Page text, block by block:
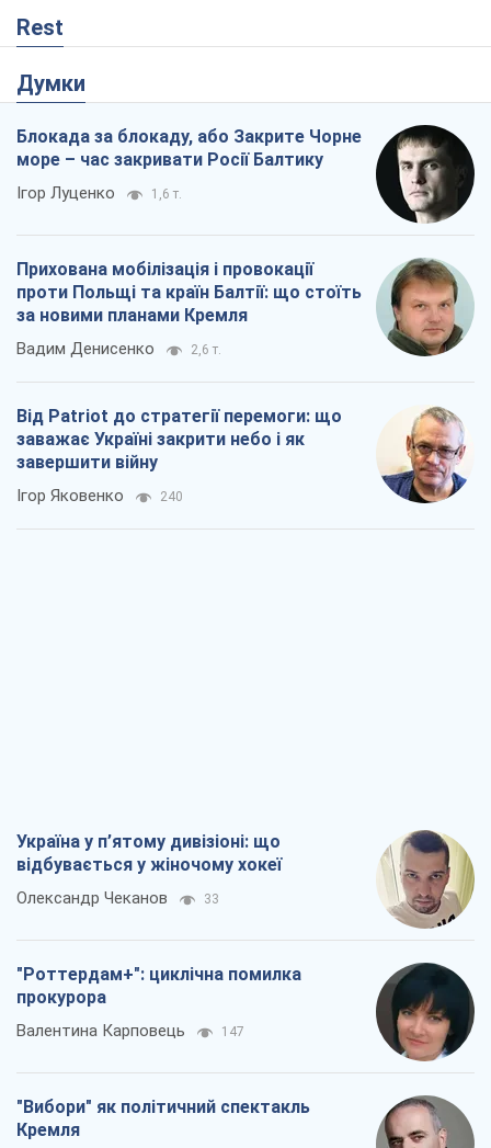
Rest
Думки
Блокада за блокаду, або Закрите Чорне
море – час закривати Росії Балтику
Ігор Луценко 1,6 т.
Прихована мобілізація і провокації
проти Польщі та країн Балтії: що стоїть
за новими планами Кремля
Вадим Денисенко 2,6 т.
Від Patriot до стратегії перемоги: що
заважає Україні закрити небо і як
завершити війну
Ігор Яковенко 240
Україна у п’ятому дивізіоні: що
відбувається у жіночому хокеї
Олександр Чеканов 33
"Роттердам+": циклічна помилка
прокурора
Валентина Карповець 147
"Вибори" як політичний спектакль
Кремля